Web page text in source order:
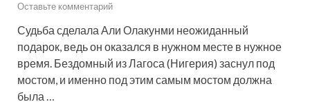
Оставьте комментарий
Судьба сделала Али Олакунми неожиданный
подарок, ведь он оказался в нужном месте в нужное
время. Бездомный из Лагоса (Нигерия) заснул под
мостом, и именно под этим самым мостом должна
была …